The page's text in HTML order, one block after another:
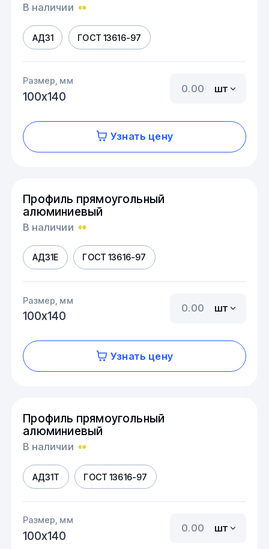
В наличии
АД31 ГОСТ 13616-97
Размер, мм
100х140
шт
Узнать цену
Профиль прямоугольный
алюминиевый
В наличии
АД31Е ГОСТ 13616-97
Размер, мм
100х140
шт
Узнать цену
Профиль прямоугольный
алюминиевый
В наличии
АД31Т ГОСТ 13616-97
Размер, мм
100х140
шт